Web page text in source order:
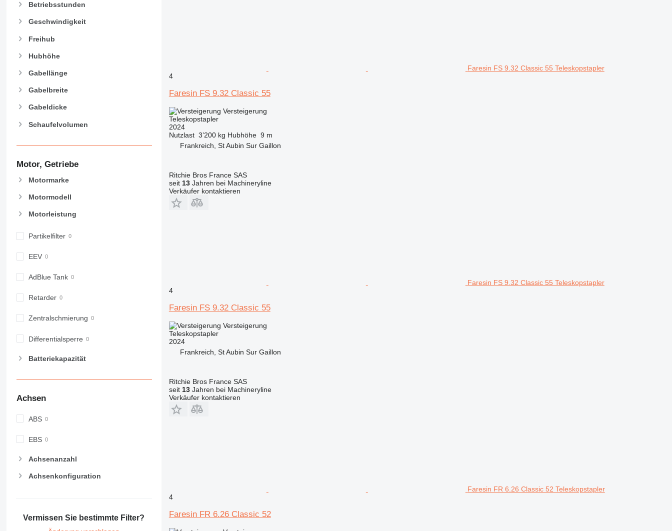
Betriebsstunden
Geschwindigkeit
Freihub
Hubhöhe
Gabellänge
Gabelbreite
Gabeldicke
Schaufelvolumen
Motor, Getriebe
Motormarke
Motormodell
Motorleistung
Partikelfilter
EEV
AdBlue Tank
Retarder
Zentralschmierung
Differentialsperre
Batteriekapazität
Achsen
ABS
EBS
Achsenanzahl
Achsenkonfiguration
Vermissen Sie bestimmte Filter?
Faresin FS 9.32 Classic 55 Teleskopstapler
4
Faresin FS 9.32 Classic 55
Versteigerung
Teleskopstapler
2024
Nutzlast 3’200 kg Hubhöhe 9 m
Frankreich, St Aubin Sur Gaillon
Ritchie Bros France SAS
seit 13Jahren bei Machineryline
Verkäufer kontaktieren
Faresin FS 9.32 Classic 55 Teleskopstapler
4
Faresin FS 9.32 Classic 55
Versteigerung
Teleskopstapler
2024
Frankreich, St Aubin Sur Gaillon
Ritchie Bros France SAS
seit 13Jahren bei Machineryline
Verkäufer kontaktieren
Faresin FR 6.26 Classic 52 Teleskopstapler
4
Faresin FR 6.26 Classic 52